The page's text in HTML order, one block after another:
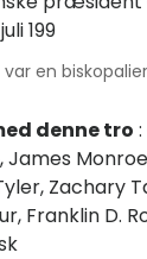
var en
denne tro
James
Zachary
Franklin D.